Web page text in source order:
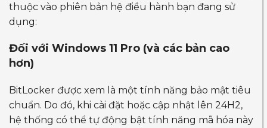
thuộc vào phiên bản hệ điều hành bạn đang sử
dụng:
Đối với Windows 11 Pro (và các bản cao
hơn)
BitLocker được xem là một tính năng bảo mật tiêu
chuẩn. Do đó, khi cài đặt hoặc cập nhật lên 24H2,
hệ thống có thể tự động bật tính năng mã hóa này